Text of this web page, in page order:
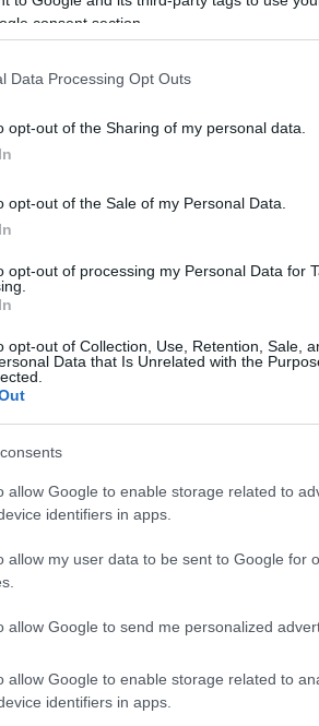
consent section.
Data Processing Opt Outs
opt-out of the Sharing of my personal data.
opt-out of the Sale of my Personal Data.
opt-out of processing my Personal Data for
opt-out of Collection, Use, Retention, Sale,
Data that Is Unrelated with the
allow Google to enable storage related to
identifiers in apps.
allow my user data to be sent to Google for
allow Google to send me personalized
allow Google to enable storage related to
identifiers in apps.
- itatók
a
somogyi
Amire
szombattól
M1 bővítés: már
Új gyalogosátkelők
csomópont épül